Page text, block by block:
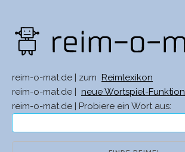
reim-o-mat.de | zum
Reimlexikon
reim-o-mat.de |
neue Wortspiel-Funktion
reim-o-mat.de | Probiere ein Wort aus: